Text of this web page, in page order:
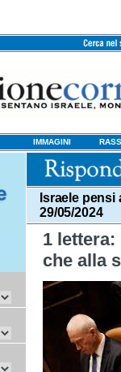
IMMAGINI
Israele
29/05/2024
1 lettera:
che alla